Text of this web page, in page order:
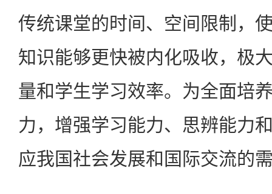
传统课堂的时间、空间限制，
知识能够更快被内化吸收，极
量和学生学习效率。为全面培
力，增强学习能力、思辨能力
应我国社会发展和国际交流的